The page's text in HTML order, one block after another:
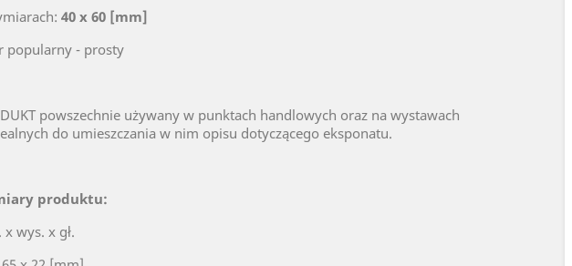
40 x 60 [mm]
popularny - prosty
powszechnie używany w punktach handlowych oraz na wystawach
do umieszczania w nim opisu dotyczącego eksponatu.
produktu:
x wys. x gł.